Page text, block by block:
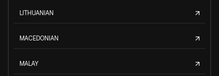
LITHUANIAN
MACEDONIAN
MALAY